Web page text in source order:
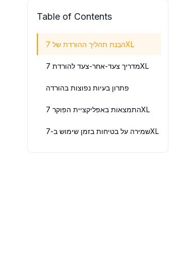
Table of Contents
הבנת תהליך ההורדת של 7XL
מדריך צעד-אחר-צעד להורדת 7XL
פתרון בעיות נפוצות בהורדה
התמצאות באפליקציית הפוקר 7XL
שמירה על בטיחות בזמן שימוש ב-7XL